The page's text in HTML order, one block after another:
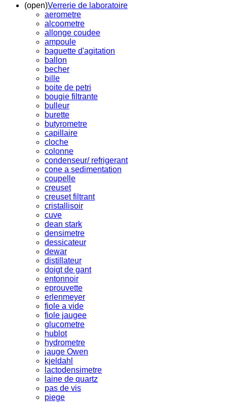
(open)Verrerie de laboratoire
aerometre
alcoometre
allonge coudee
ampoule
baguette d'agitation
ballon
becher
bille
boite de petri
bougie filtrante
bulleur
burette
butyrometre
capillaire
cloche
colonne
condenseur/ refrigerant
cone a sedimentation
coupelle
creuset
creuset filtrant
cristallisoir
cuve
dean stark
densimetre
dessicateur
dewar
distillateur
doigt de gant
entonnoir
eprouvette
erlenmeyer
fiole a vide
fiole jaugee
glucometre
hublot
hydrometre
jauge Owen
kjeldahl
lactodensimetre
laine de quartz
pas de vis
piege